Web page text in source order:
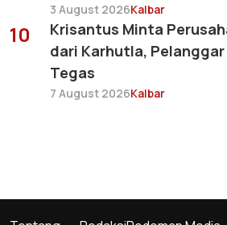
3 August 2026Kalbar
10
Krisantus Minta
dari Karhutla,
Tegas
7 August 2026Kalbar